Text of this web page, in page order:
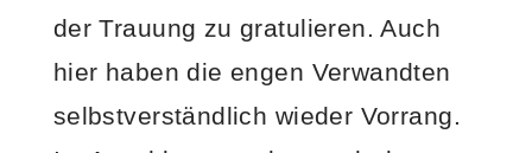
der Trauung zu gratulieren. Auch
hier haben die engen Verwandten
selbstverständlich wieder Vorrang.